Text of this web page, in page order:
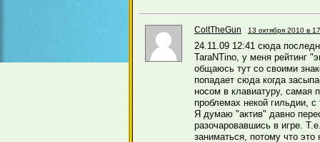
ColtTheGun 13 октября 2010 в
24.11.09 12:41 сюда
TaraNTino, у меня рейтинг
общаюсь тут со своими
попадает сюда когда
носом в клавиатуру, самая
проблемах некой гильдии,
Я думаю "актив" давно
разочаровавшись в игре.
заниматься, потому что